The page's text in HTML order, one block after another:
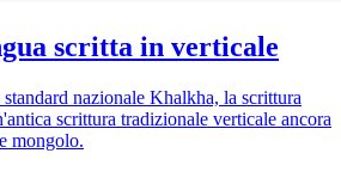
scritta in verticale
nazionale Khalkha, la scrittura
scrittura tradizionale verticale ancora
mongolo.